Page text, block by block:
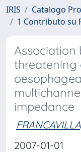
IRIS
Catalogo
1 Contributo su
Association
threatening
impedance
2007-01-01